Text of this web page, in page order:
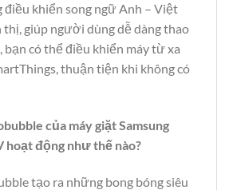
điều khiển song ngữ Anh – Việt
thị, giúp người dùng dễ dàng thao
bạn có thể điều khiển máy từ xa
thuận tiện khi không có
của máy giặt Samsung
hoạt động như thế nào?
tạo ra những bong bóng siêu